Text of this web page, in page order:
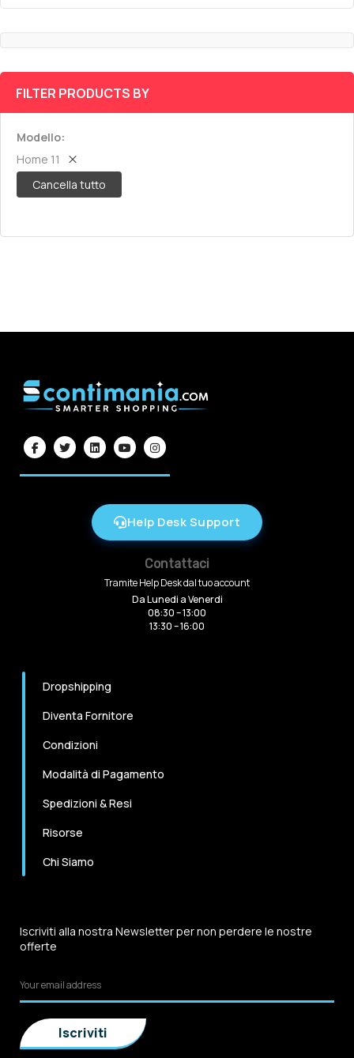
FILTER PRODUCTS BY
Modello
Home 11
Cancella tutto
Help Desk Support
Contattaci
Tramite Help Desk dal tuo account
Da Lunedi a Venerdi
08:30 – 13:00
13:30 – 16:00
Dropshipping
Diventa Fornitore
Condizioni
Modalità di Pagamento
Spedizioni & Resi
Risorse
Chi Siamo
Iscriviti alla nostra Newsletter per non perdere le nostre
offerte